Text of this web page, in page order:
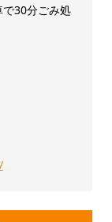
30分ごみ処